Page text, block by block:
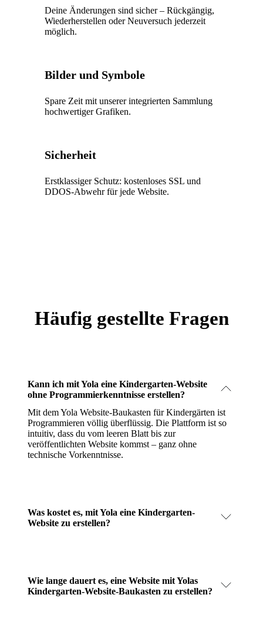
Deine Änderungen sind sicher – Rückgängig,
Wiederherstellen oder Neuversuch jederzeit
möglich.
Bilder und Symbole
Spare Zeit mit unserer integrierten Sammlung
hochwertiger Grafiken.
Sicherheit
Erstklassiger Schutz: kostenloses SSL und
DDOS-Abwehr für jede Website.
Häufig gestellte Fragen
Kann ich mit Yola eine Kindergarten-Website
ohne Programmierkenntnisse erstellen?
Mit dem Yola Website-Baukasten für Kindergärten ist
Programmieren völlig überflüssig. Die Plattform ist so
intuitiv, dass du vom leeren Blatt bis zur
veröffentlichten Website kommst – ganz ohne
technische Vorkenntnisse.
Was kostet es, mit Yola eine Kindergarten-
Website zu erstellen?
Wie lange dauert es, eine Website mit Yolas
Kindergarten-Website-Baukasten zu erstellen?